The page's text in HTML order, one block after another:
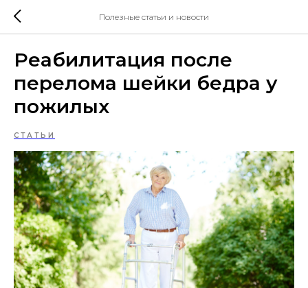
Полезные статьи и новости
Реабилитация после
перелома шейки бедра у
пожилых
СТАТЬИ